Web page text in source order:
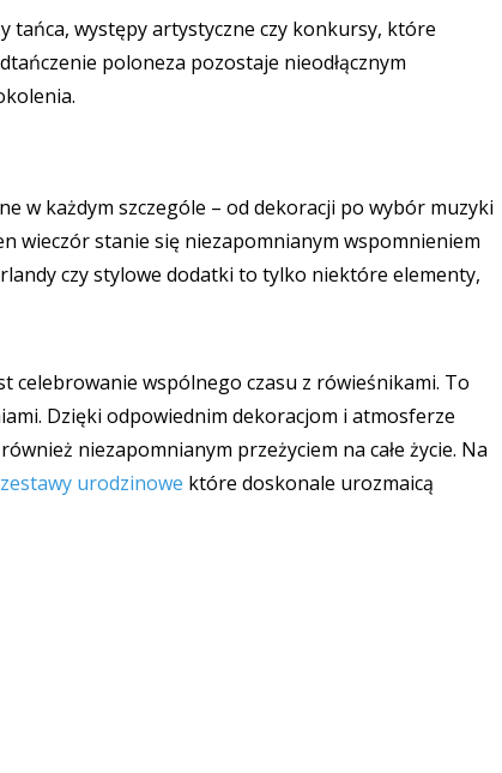
tańca, występy artystyczne czy konkursy, które
poloneza pozostaje nieodłącznym
w każdym szczególe – od dekoracji po wybór muzyki
wieczór stanie się niezapomnianym wspomnieniem
czy stylowe dodatki to tylko niektóre elementy,
celebrowanie wspólnego czasu z rówieśnikami. To
Dzięki odpowiednim dekoracjom i atmosferze
niezapomnianym przeżyciem na całe życie. Na
zestawy urodzinowe które doskonale urozmaicą